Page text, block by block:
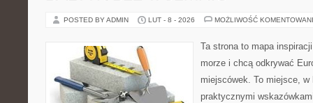
POSTED BY ADMIN LUT - 8 - 2026 MOŻLIWOŚĆ
Ta strona to mapa
morze i chcą odkrywać
miejscówek. To miejsce,
praktycznymi